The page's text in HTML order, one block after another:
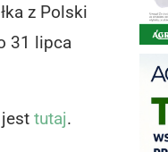
z Polski
31 lipca
tutaj.